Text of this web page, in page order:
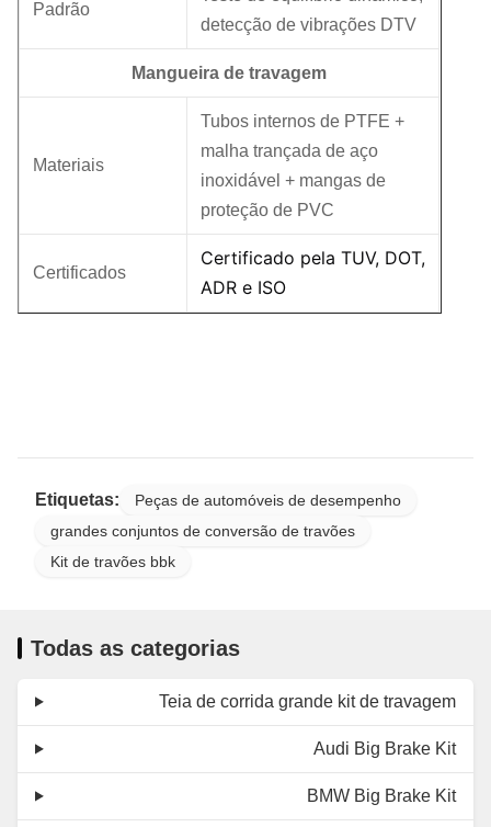
Padrão
detecção de vibrações DTV
Mangueira de travagem
Materiais
Tubos internos de PTFE +
malha trançada de aço
inoxidável + mangas de
proteção de PVC
Certificados
Certificado pela TUV, DOT,
ADR e ISO
Etiquetas:
Peças de automóveis de desempenho
grandes conjuntos de conversão de travões
Kit de travões bbk
Todas as categorias
Teia de corrida grande kit de travagem
Audi Big Brake Kit
BMW Big Brake Kit